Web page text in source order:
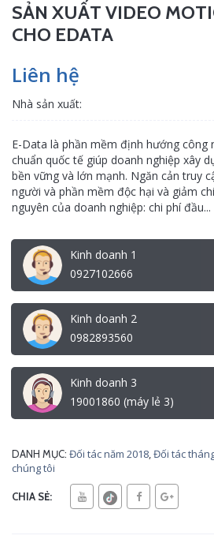
SẢN XUẤT VIDEO
CHO EDATA
Liên hệ
Nhà sản xuất:
E-Data là phần mềm định hướng công
chuẩn quốc tế giúp doanh nghiệp xây
bền vững và lớn mạnh. Ngăn cản truy
người và phần mềm độc hại và giảm
nguyên của doanh nghiệp: chi phí đầu...
Kinh doanh 1
0927102666
Kinh doanh 2
0982893560
Kinh doanh 3
19001860 (máy lẻ 3)
DANH MỤC: Đối tác năm 2018,Đối tác
chúng tôi
CHIA SẺ: